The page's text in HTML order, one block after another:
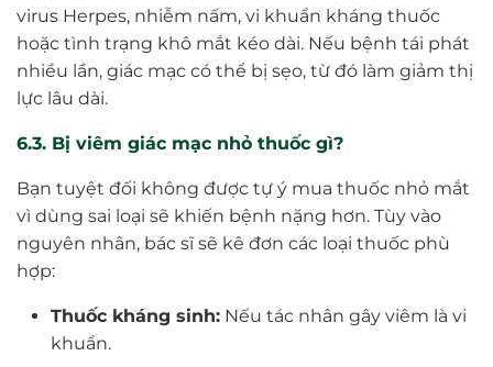
virus Herpes, nhiễm nấm, vi khuẩn kháng thuốc
hoặc tình trạng khô mắt kéo dài. Nếu bệnh tái phát
nhiều lần, giác mạc có thể bị sẹo, từ đó làm giảm thị
lực lâu dài.
6.3. Bị viêm giác mạc nhỏ thuốc gì?
Bạn tuyệt đối không được tự ý mua thuốc nhỏ mắt
vì dùng sai loại sẽ khiến bệnh nặng hơn. Tùy vào
nguyên nhân, bác sĩ sẽ kê đơn các loại thuốc phù
hợp:
Thuốc kháng sinh:Nếu tác nhân gây viêm là vi
khuẩn.